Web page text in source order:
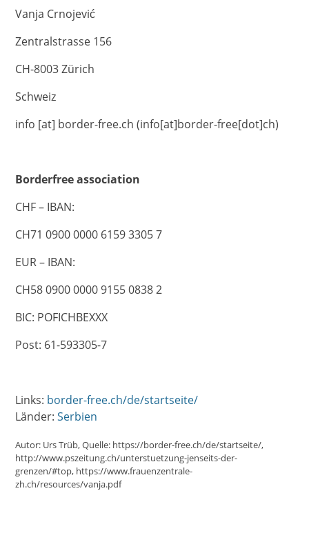
Vanja Crnojević
Zentralstrasse 156
CH-8003 Zürich
Schweiz
info [at] border-free.ch (info[at]border-free[dot]ch)
Borderfree association
CHF – IBAN:
CH71 0900 0000 6159 3305 7
EUR – IBAN:
CH58 0900 0000 9155 0838 2
BIC: POFICHBEXXX
Post: 61-593305-7
Links: border-free.ch/de/startseite/
Länder:Serbien
Autor: Urs Trüb Quelle: https://border-free.ch/de/startseite/
http://www.pszeitung.ch/unterstuetzung-jenseits-der-
grenzen/#top https://www.frauenzentrale-
zh.ch/resources/vanja.pdf